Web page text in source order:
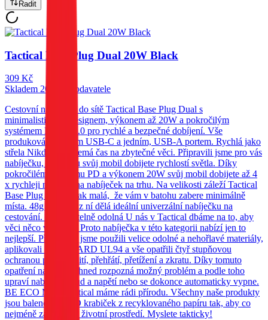
Řadit
Tactical Base Plug Dual 20W Black
309 Kč
Skladem 20 ks u dodavatele
Cestovní nabíječka do sítě Tactical Base Plug Dual s
minimalistickým designem, výkonem až 20W a pokročilým
systémem PD/QC3.0 pro rychlé a bezpečné dobíjení. Vše
produkováno jedním USB-C a jedním, USB-A portem. Rychlá jako
střela Nikdo dnes nemá čas na zbytečné věci. Připravili jsme pro vás
nabíječku, se kterou svůj mobil dobijete rychlostí světla. Díky
pokročilému systému PD a výkonem 20W svůj mobil dobijete až 4
x rychleji než většina nabíječek na trhu. Na velikosti záleží Tactical
Base Plug Dual je tak malá, že vám v batohu zabere minimálně
místa. 48g a 80mm z ní dělá ideální univerzální nabíječku na
cestování. Neodolatelně odolná U nás v Tactical dbáme na to, aby
věci něco vydržely. Proto nabíječka v této kategorii nabízí jen to
nejlepší. Při výrobě jsme použili velice odolné a nehořlavé materiály,
aplikovali STANDARD UL94 a vše opatřili čtyř stupňovou
ochranou proti přebití, přehřátí, přetížení a zkratu. Díky tomuto
opatření nabíječka ihned rozpozná možný problém a podle toho
upraví nabíjecí proud a napětí nebo se dokonce automaticky vypne.
BE ECO My v Tactical máme rádi přírodu. Všechny naše produkty
jsou balené do ECO krabiček z recyklovaného papíru tak, aby co
nejméně zatěžovaly životní prostředí. Myslete takticky!